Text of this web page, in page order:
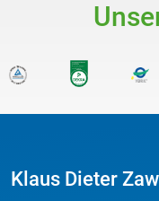
Klaus Dieter